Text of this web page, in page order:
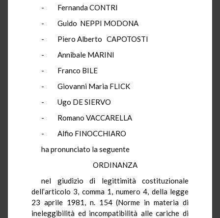
- Fernanda CONTRI
- Guido NEPPI MODONA
- Piero Alberto CAPOTOSTI
- Annibale MARINI
- Franco BILE
- Giovanni Maria FLICK
- Ugo DE SIERVO
- Romano VACCARELLA
- Alfio FINOCCHIARO
ha pronunciato la seguente
ORDINANZA
nel giudizio di legittimità costituzionale
dell’articolo 3, comma 1, numero 4, della legge
23 aprile 1981, n. 154 (Norme in materia di
ineleggibilità ed incompatibilità alle cariche di